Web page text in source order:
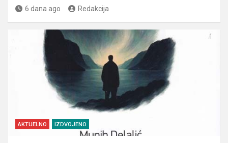
6 dana ago Redakcija
AKTUELNO IZDVOJENO